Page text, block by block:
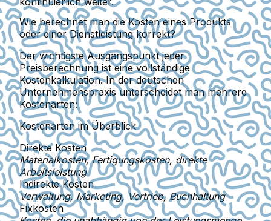
Wie berechnet man die Kosten eines Produkts
oder einer Dienstleistung korrekt?
Der wichtigste Ausgangspunkt jeder
Preisberechnung ist einevollständige
Kostenkalkulation. In der deutschen
Unternehmenspraxis unterscheidet man mehrere
Kostenarten:
Kostenarten im Überblick
Direkte Kosten
Materialkosten, Fertigungskosten, direkte
Arbeitsleistung
Indirekte Kosten
Verwaltung, Marketing, Vertrieb, Buchhaltung
Fixkosten